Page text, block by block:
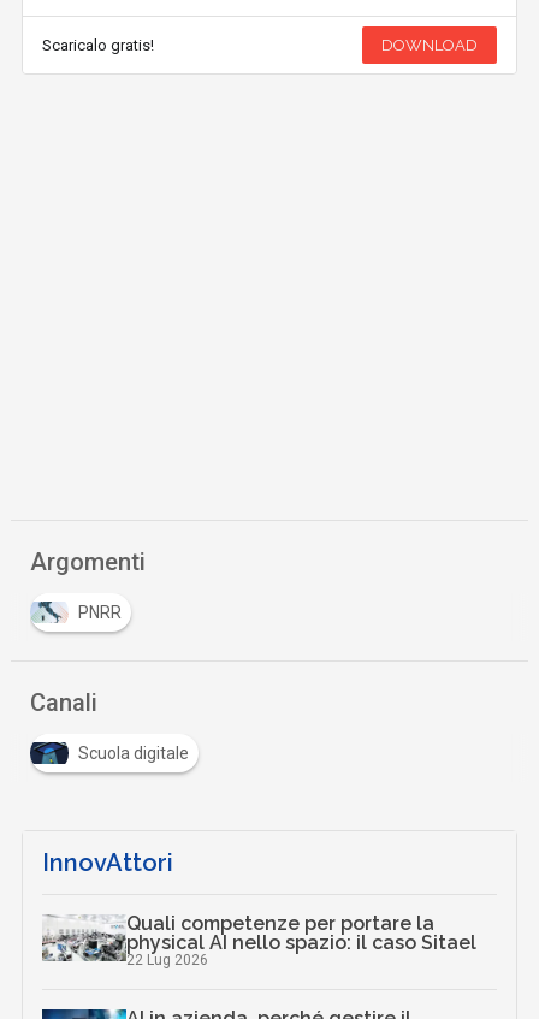
Scaricalo gratis! DOWNLOAD
Argomenti
PNRR
Canali
Scuola digitale
InnovAttori
Quali competenze per portare la
physical AI nello spazio: il caso Sitael
22 Lug 2026